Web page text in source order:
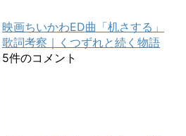
映画ちいかわED曲「机さする」
歌詞考察｜くつずれと続く物語
5件のコメント